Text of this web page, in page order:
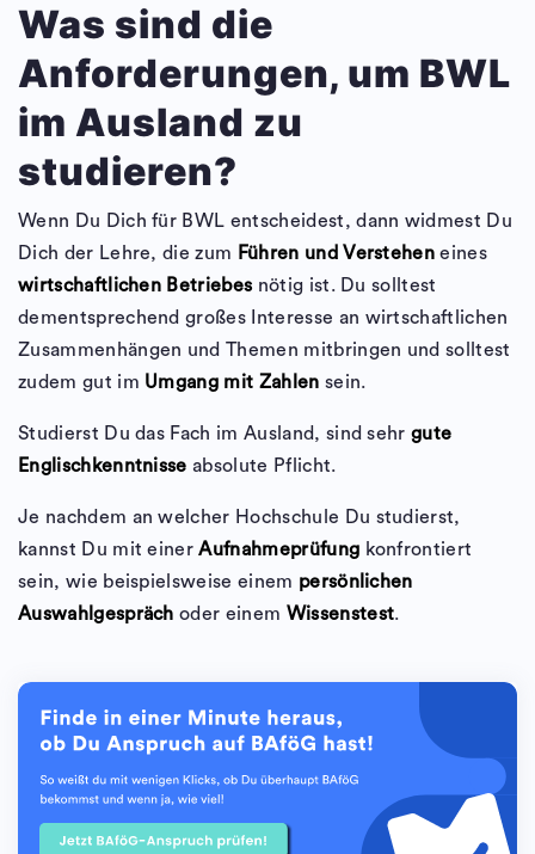
Was sind die
Anforderungen, um BWL
im Ausland zu
studieren?
Wenn Du Dich für BWL entscheidest, dann widmest Du
Dich der Lehre, die zum Führen und Verstehen eines
wirtschaftlichen Betriebesnötig ist. Du solltest
dementsprechend großes Interesse an wirtschaftlichen
Zusammenhängen und Themen mitbringen und solltest
zudem gut im Umgang mit Zahlen sein.
Studierst Du das Fach im Ausland, sind sehrgute
Englischkenntnisse absolute Pflicht.
Je nachdem an welcher Hochschule Du studierst,
kannst Du mit einerAufnahmeprüfung konfrontiert
sein, wie beispielsweise einem persönlichen
Auswahlgespräch oder einem Wissenstest.